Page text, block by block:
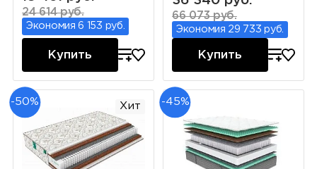
24 614 руб.
Экономия 6 153 руб.
Купить
66 073 руб.
Экономия 29 733 руб.
Купить
-50% Хит -45%